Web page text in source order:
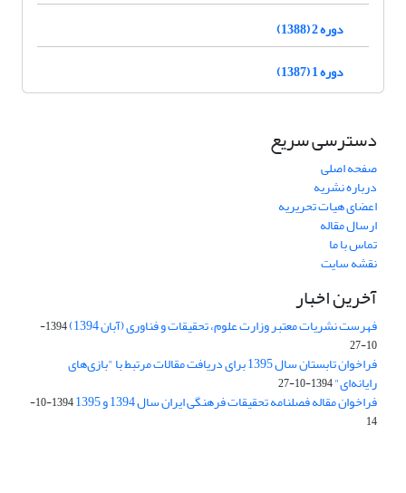
دوره 2 (1388)
دوره 1 (1387)
دسترسی سریع
صفحه اصلی
درباره نشریه
اعضای هیات تحریریه
ارسال مقاله
تماس با ما
نقشه سایت
آخرین اخبار
فهرست نشریات معتبر وزارت علوم، تحقیقات و فناوری (آبان 1394)
1394-
10-27
فراخوان تابستان سال 1395 برای دریافت مقالات مرتبط با "بازی‌های
رایانه‌ای"1394-10-27
فراخوان مقاله فصلنامه تحقیقات فرهنگی ایران سال 1394 و 1395
1394-10-
14